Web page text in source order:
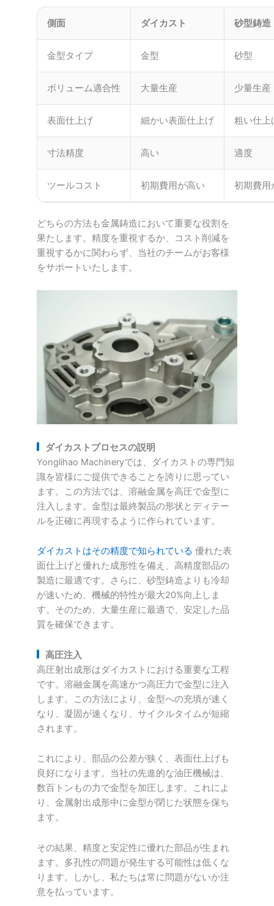
側面 ダイカスト 砂型鋳造
金型タイプ 金型 砂型
ボリューム適合性 大量生産 少量生産
表面仕上げ 細かい表面仕上げ 粗い仕上
寸法精度 高い 適度
ツールコスト 初期費用が高い 初期費用
どちらの方法も金属鋳造において重要な役割を
果たします。精度を重視するか、コスト削減を
重視するかに関わらず、当社のチームがお客様
をサポートいたします。
ダイカストプロセスの説明
Yonglihao Machineryでは、ダイカストの専門知
識を皆様にご提供できることを誇りに思ってい
ます。この方法では、溶融金属を高圧で金型に
注入します。金型は最終製品の形状とディテー
ルを正確に再現するように作られています。
ダイカストはその精度で知られている 優れた表
面仕上げと優れた成形性を備え、高精度部品の
製造に最適です。さらに、砂型鋳造よりも冷却
が速いため、機械的特性が最大20%向上しま
す。そのため、大量生産に最適で、安定した品
質を確保できます。
高圧注入
高圧射出成形はダイカストにおける重要な工程
です。溶融金属を高速かつ高圧力で金型に注入
します。この方法により、金型への充填が速く
なり、凝固が速くなり、サイクルタイムが短縮
されます。
これにより、部品の公差が狭く、表面仕上げも
良好になります。当社の先進的な油圧機械は、
数百トンもの力で金型を加圧します。これによ
り、金属射出成形中に金型が閉じた状態を保ち
ます。
その結果、精度と安定性に優れた部品が生まれ
ます。多孔性の問題が発生する可能性は低くな
ります。しかし、私たちは常に問題がないか注
意を払っています。